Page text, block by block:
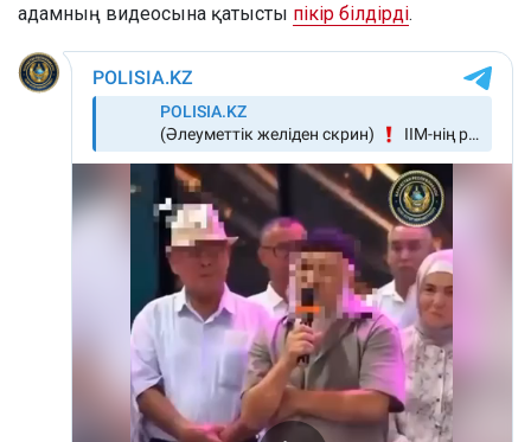
адамның видеосына қатысты пікір білдірді.